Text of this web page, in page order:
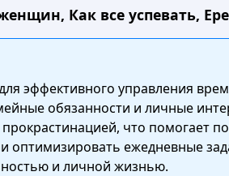
Как все успевать,
эффективного управления
обязанности и личные
что помогает
ежедневные
и личной жизнью.